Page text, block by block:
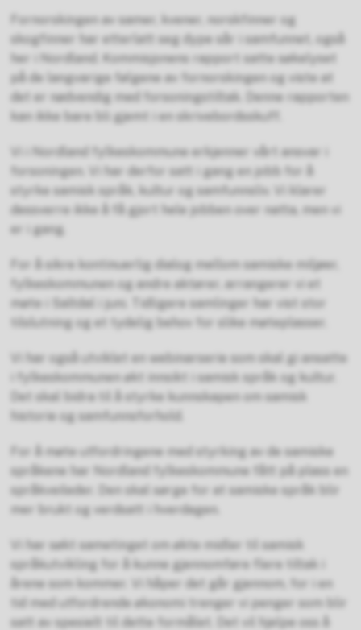
Fornorskingen av samer, kvener, norskfinner og
skogfinner har etterlatt seg dype sår i samfunnet, også
her i Nordland. Kommisjonens rapport satte søkelyset
på de langvarige følgene av fornorskingen og viste at
det er nødvendig med forsoningstiltak. Denne rapporten
kan ikke bare bli gjemt i en skrivebordsskuff.
Vi i Nordland fylkeskommune erkjenner vårt ansvar i
forsoningen. Vi har derfor satt i gang en jobb for å
styrke samisk språk, kultur og samfunnsliv. Vi klarer
dessverre ikke å få gjort hele jobben over natta, men vi
er i gang.
For å sikre kontinuerlig dialog mellom samiske miljøer,
fylkeskommunen og andre aktører, arrangerer vi et
møte i Saltdal i juni. Tidligere samlinger har vist stor
tilslutning og et tydelig behov for slike møteplasser.
Vi har også utviklet en webinarserie som skal gi ansatte
i fylkeskommunen økt innsikt i samisk språk og kultur.
Det skal bidra til å styrke kunnskapen om samisk
historie og samfunnsforhold.
For å møte utfordringene med styrking av de samiske
språkene har Nordland fylkeskommune fått på plass en
språkveileder. Den skal sørge for at samiske språk blir
mer brukt og verdsatt i hverdagen.
Vi har søkt sametinget om økte midler til samisk
språkutvikling for å kunne gjennomføre flere tiltak i
årene som kommer. Vi håper det går gjennom, for i en
tid med utfordrende økonomi trenger vi penger som blir
satt av spesielt til dette formålet. Det vil hjelpe oss å